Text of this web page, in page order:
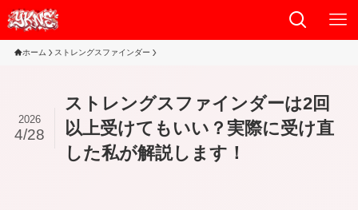
ホーム ストレングスファインダー
ストレングスファインダーは2回
以上受けてもいい？実際に受け直
した私が解説します！
2026
4/28